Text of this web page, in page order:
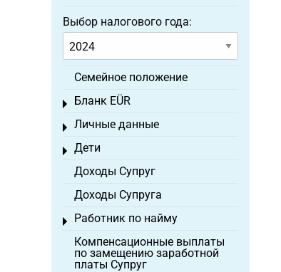
Выбор налогового года:
Семейное положение
Бланк EÜR
Toggle menu
Личные данные
Toggle menu
Дети
Toggle menu
Доходы Супруг
Доходы Супруга
Работник по найму
Toggle menu
Компенсационные выплаты
по замещению заработной
платы Супруг